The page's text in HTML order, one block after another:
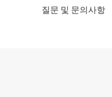
질문 및 문의사항